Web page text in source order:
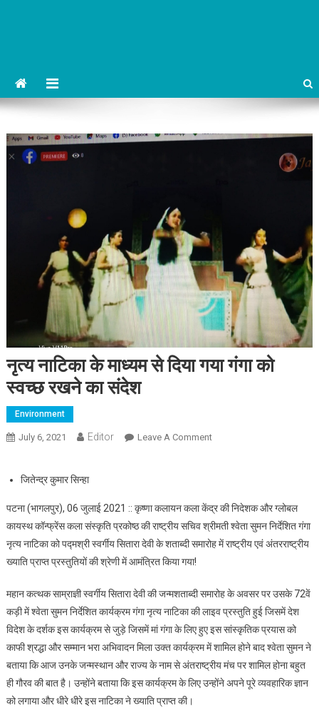
नृत्य नाटिका के माध्यम से दिया गया गंगा को
स्वच्छ रखने का संदेश
Environment
July 6, 2021 Editor Leave A CommentOn नृत्य नाटिका के माध्यम से
जितेन्द्र कुमार सिन्हा
पटना (भागलपुर), 06 जुलाई 2021 :: कृष्णा कलायन कला केंद्र की निदेशक और ग्लोबल
कायस्थ कॉन्फ्रेंस कला संस्कृति प्रकोष्ठ की राष्ट्रीय सचिव श्रीमती श्वेता सुमन निर्देशित गंगा
नृत्य नाटिका को पद्मश्री स्वर्गीय सितारा देवी के शताब्दी समारोह में राष्ट्रीय एवं अंतरराष्ट्रीय
ख्याति प्राप्त प्रस्तुतियों की श्रेणी में आमंत्रित किया गया!
महान कत्थक साम्राज्ञी स्वर्गीय सितारा देवी की जन्मशताब्दी समारोह के अवसर पर उसके 72वें
कड़ी में श्वेता सुमन निर्देशित कार्यक्रम गंगा नृत्य नाटिका की लाइव प्रस्तुति हुई जिसमें देश
विदेश के दर्शक इस कार्यक्रम से जुड़े जिसमें मां गंगा के लिए हुए इस सांस्कृतिक प्रयास को
काफी श्रद्धा और सम्मान भरा अभिवादन मिला उक्त कार्यक्रम में शामिल होने बाद श्वेता सुमन ने
बताया कि आज उनके जन्मस्थान और राज्य के नाम से अंतराष्ट्रीय मंच पर शामिल होना बहुत
ही गौरव की बात है। उन्होंने बताया कि इस कार्यक्रम के लिए उन्होंने अपने पूरे व्यवहारिक ज्ञान
को लगाया और धीरे धीरे इस नाटिका ने ख्याति प्राप्त की।